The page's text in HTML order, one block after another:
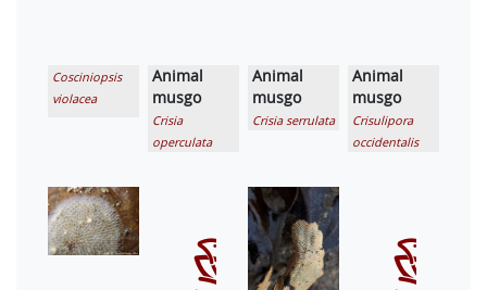
Cosciniopsis
violacea
Animal
musgo
Crisia
operculata
Animal
musgo
Crisia serrulata
Animal
musgo
Crisulipora
occidentalis